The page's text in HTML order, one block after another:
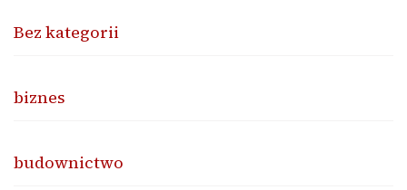
Bez kategorii
biznes
budownictwo